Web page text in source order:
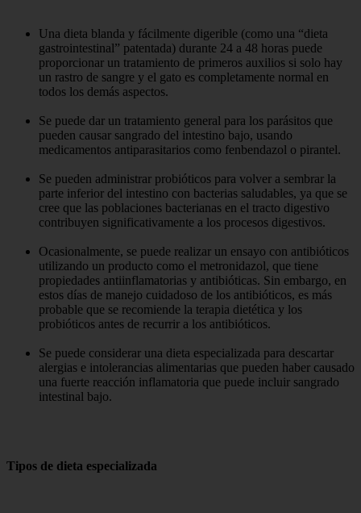
Una dieta blanda y fácilmente digerible (como una “dieta
gastrointestinal” patentada) durante 24 a 48 horas puede
proporcionar un tratamiento de primeros auxilios si solo hay
un rastro de sangre y el gato es completamente normal en
todos los demás aspectos.
Se puede dar un tratamiento general para los parásitos que
pueden causar sangrado del intestino bajo, usando
medicamentos antiparasitarios como fenbendazol o pirantel.
Se pueden administrar probióticos para volver a sembrar la
parte inferior del intestino con bacterias saludables, ya que se
cree que las poblaciones bacterianas en el tracto digestivo
contribuyen significativamente a los procesos digestivos.
Ocasionalmente, se puede realizar un ensayo con antibióticos
utilizando un producto como el metronidazol, que tiene
propiedades antiinflamatorias y antibióticas. Sin embargo, en
estos días de manejo cuidadoso de los antibióticos, es más
probable que se recomiende la terapia dietética y los
probióticos antes de recurrir a los antibióticos.
Se puede considerar una dieta especializada para descartar
alergias e intolerancias alimentarias que pueden haber causado
una fuerte reacción inflamatoria que puede incluir sangrado
intestinal bajo.
Tipos de dieta especializada